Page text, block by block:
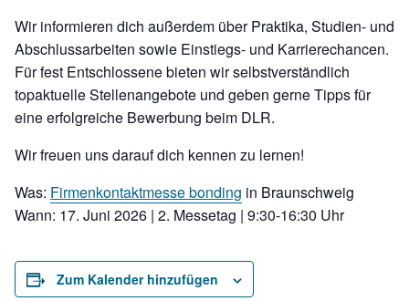
Wir informieren dich außerdem über Praktika, Studien- und
Abschlussarbeiten sowie Einstiegs- und Karrierechancen.
Für fest Entschlossene bieten wir selbstverständlich
topaktuelle Stellenangebote und geben gerne Tipps für
eine erfolgreiche Bewerbung beim DLR.
Wir freuen uns darauf dich kennen zu lernen!
Was: Firmenkontaktmesse bonding in Braunschweig
Wann: 17. Juni 2026 | 2. Messetag | 9:30-16:30 Uhr
Zum Kalender hinzufügen